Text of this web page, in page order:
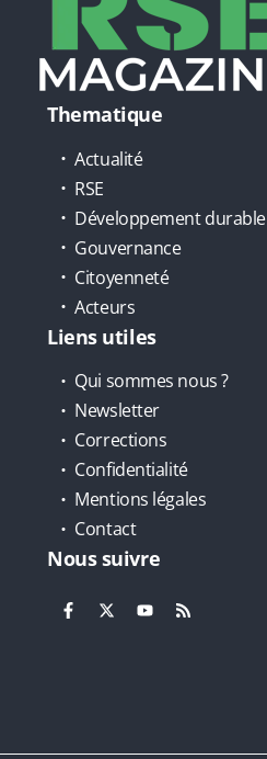
Thematique
Actualité
RSE
Développement durable
Gouvernance
Citoyenneté
Acteurs
Liens utiles
Qui sommes nous ?
Newsletter
Corrections
Confidentialité
Mentions légales
Contact
Nous suivre